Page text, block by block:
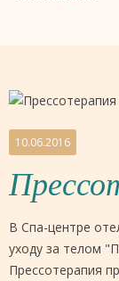
Стоимость от
гастрономии.
Начало в 19:00
Телефон для
«Евразия».
10.06.2016
В Спа-центре
уходу за телом
Прессотерапия